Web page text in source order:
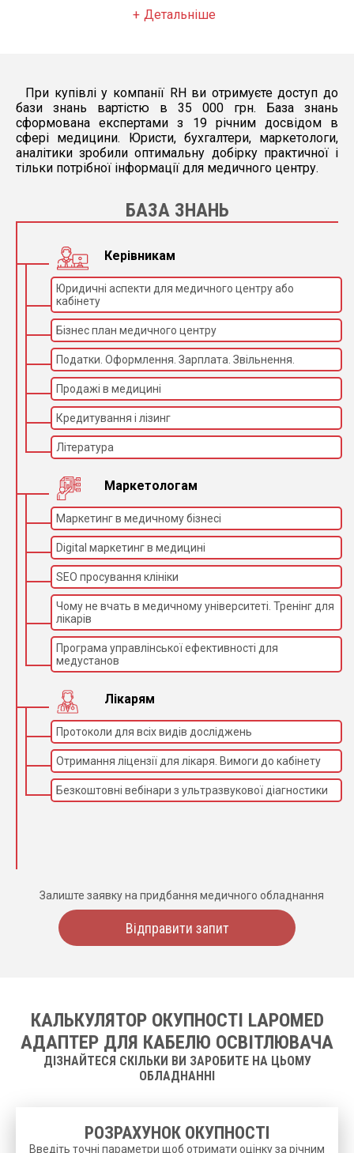
Детальніше
При купівлі у компанії RH ви отримуєте доступ до
бази знань вартістю в 35 000 грн. База знань
сформована експертами з 19 річним досвідом в
сфері медицини. Юристи, бухгалтери, маркетологи,
аналітики зробили оптимальну добірку практичної і
тільки потрібної інформації для медичного центру.
БАЗА ЗНАНЬ
Керівникам
Юридичні аспекти для медичного центру або
кабінету
Бізнес план медичного центру
Податки. Оформлення. Зарплата. Звільнення.
Продажі в медицині
Кредитування і лізинг
Література
Маркетологам
Маркетинг в медичному бізнесі
Digital маркетинг в медицині
SEO просування клініки
Чому не вчать в медичному університеті. Тренінг для
лікарів
Програма управлінської ефективності для
медустанов
Лікарям
Протоколи для всіх видів досліджень
Отримання ліцензії для лікаря. Вимоги до кабінету
Безкоштовні вебінари з ультразвукової діагностики
Залиште заявку на придбання медичного обладнання
Відправити запит
КАЛЬКУЛЯТОР ОКУПНОСТІ LAPOMED
АДАПТЕР ДЛЯ КАБЕЛЮ ОСВІТЛЮВАЧА
ДІЗНАЙТЕСЯ СКІЛЬКИ ВИ ЗАРОБИТЕ НА ЦЬОМУ
ОБЛАДНАННІ
РОЗРАХУНОК ОКУПНОСТІ
Введіть точні параметри щоб отримати оцінку за річним